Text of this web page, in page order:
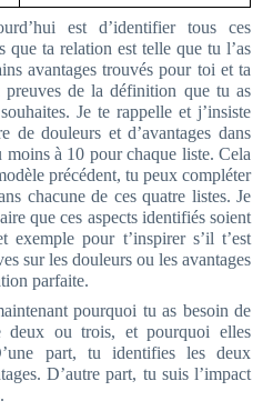
est d’identifier tous ces
que ta relation est telle que tu l’as
avantages trouvés pour toi et ta
de la définition que tu as
Je te rappelle et j’insiste
de douleurs et d’avantages dans
à 10 pour chaque liste. Cela
précédent, tu peux compléter
chacune de ces quatre listes. Je
que ces aspects identifiés soient
exemple pour t’inspirer s’il t’est
sur les douleurs ou les avantages
parfaite.
pourquoi tu as besoin de
deux ou trois, et pourquoi elles
part, tu identifies les deux
D’autre part, tu suis l’impact